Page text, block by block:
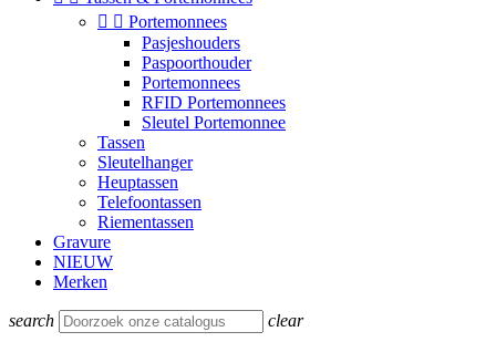
  Portemonnees
Pasjeshouders
Paspoorthouder
Portemonnees
RFID Portemonnees
Sleutel Portemonnee
Tassen
Sleutelhanger
Heuptassen
Telefoontassen
Riementassen
Gravure
NIEUW
Merken
search clear